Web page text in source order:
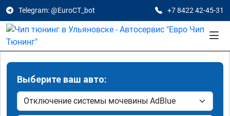
Telegram: @EuroCT_bot +7 8422 42-45-31
Выберите ваш авто: